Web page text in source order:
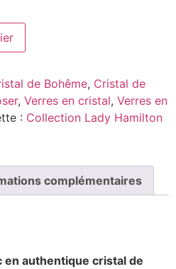
de Bohême, Cristal de
, Verres en cristal, Verres en
: Collection Lady Hamilton
complémentaires
en authentique cristal de